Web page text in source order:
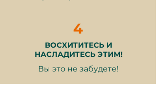
Празднуйте любовь с
"Романтической ночью в
Лондоне на двоих" — тщательно
животных. Время заезда и
выезда может различаться.
Отмена или изменение
бронирования невозможно
после подтверждения.
4
ВОСХИТИТЕСЬ И
НАСЛАДИТЕСЬ ЭТИМ!
Вы это не забудете!